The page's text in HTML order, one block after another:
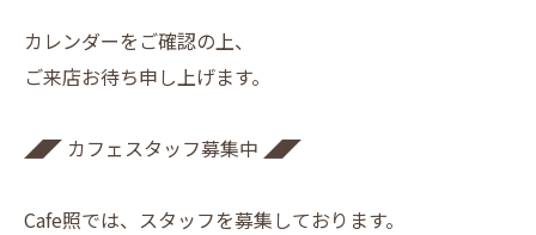
カレンダーをご確認の上、
ご来店お待ち申し上げます。
◢◤ カフェスタッフ募集中 ◢◤
Cafe照では、スタッフを募集しております。